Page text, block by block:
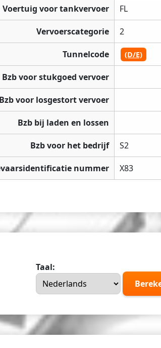
Voertuig voor tankvervoer FL
Vervoerscategorie 2
Tunnelcode (D/E)
Bzb voor stukgoed vervoer
voor losgestort vervoer
Bzb bij laden en lossen
Bzb voor het bedrijf S2
nummer X83
Taal: